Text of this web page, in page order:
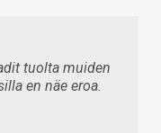
tuolta muiden
en näe eroa.